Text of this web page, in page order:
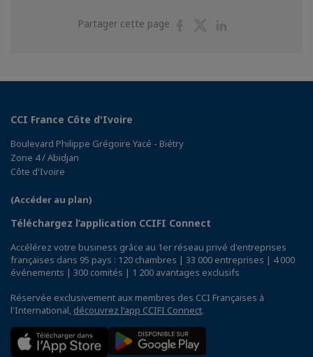
Partager cette page
PartagerPartager
CCI France Côte d'Ivoire
Boulevard Philippe Grégoire Yacé - Biétry
Zone 4 / Abidjan
Côte d'Ivoire
(Accéder au plan)
Téléchargez l’application CCIFI Connect
Accélérez votre business grâce au 1er réseau privé d'entreprises
françaises dans 95 pays : 120 chambres | 33 000 entreprises | 4 000
événements | 300 comités | 1 200 avantages exclusifs
Réservée exclusivement aux membres des CCI Françaises à
l'International, découvrez l'app CCIFI Connect.